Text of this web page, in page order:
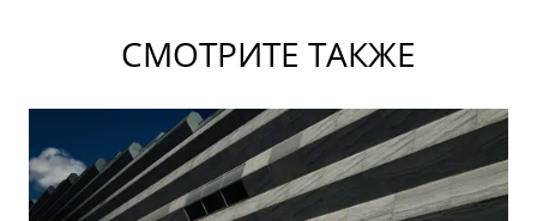
СМОТРИТЕ ТАКЖЕ